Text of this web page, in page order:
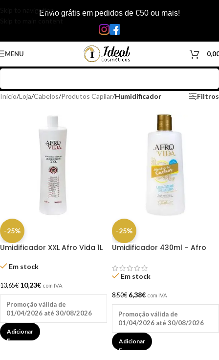
Skip to navigationEnvio grátis em pedidos de €50 ou mais!
MENU
Início/Loja/Cabelos/Produtos Capilar/Humidificador Filtros
-25%
Umidificador XXL Afro Vida 1L
Em stock
13,65€ 10,23€ com IVA
Promoção válida de
01/04/2026 até 30/08/2026
Adicionar
-25%
Umidificador 430ml – Afro
Em stock
8,50€ 6,38€ com IVA
Promoção válida de
01/04/2026 até 30/08/2026
Adicionar